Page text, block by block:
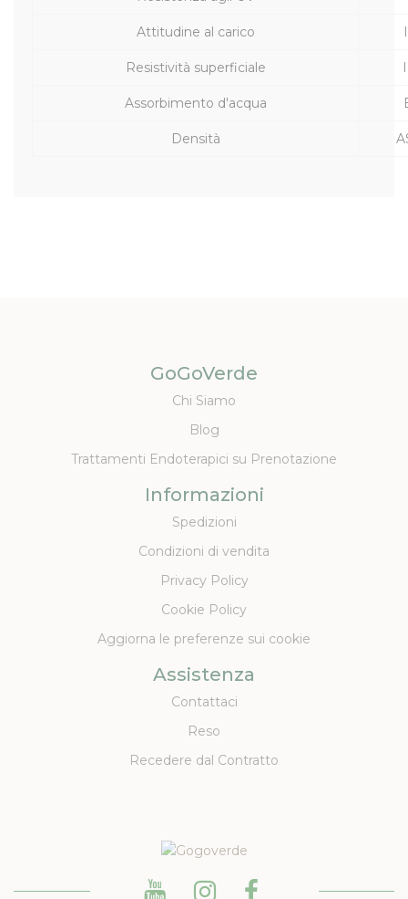
Attitudine al carico
Resistività superficiale
Assorbimento d'acqua
Densità
GoGoVerde
Chi Siamo
Blog
Trattamenti Endoterapici su Prenotazione
Informazioni
Spedizioni
Condizioni di vendita
Privacy Policy
Cookie Policy
Aggiorna le preferenze sui cookie
Assistenza
Contattaci
Reso
Recedere dal Contratto